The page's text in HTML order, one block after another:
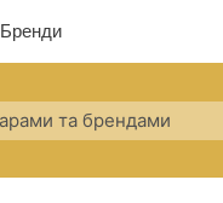
Бренди